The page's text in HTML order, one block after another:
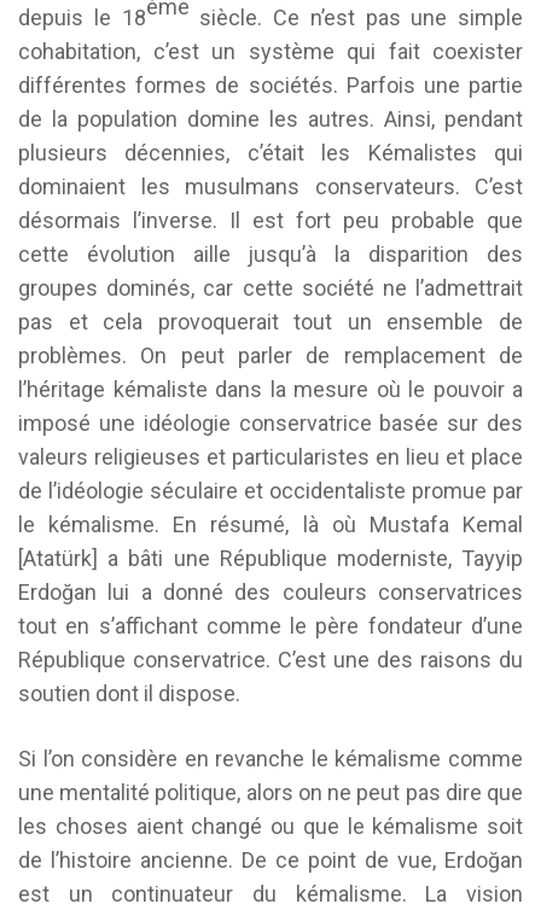
depuis le 18ème siècle. Ce n’est pas une simple
cohabitation, c’est un système qui fait coexister
différentes formes de sociétés. Parfois une partie
de la population domine les autres. Ainsi, pendant
plusieurs décennies, c’était les Kémalistes qui
dominaient les musulmans conservateurs. C’est
désormais l’inverse. Il est fort peu probable que
cette évolution aille jusqu’à la disparition des
groupes dominés, car cette société ne l’admettrait
pas et cela provoquerait tout un ensemble de
problèmes. On peut parler de remplacement de
l’héritage kémaliste dans la mesure où le pouvoir a
imposé une idéologie conservatrice basée sur des
valeurs religieuses et particularistes en lieu et place
de l’idéologie séculaire et occidentaliste promue par
le kémalisme. En résumé, là où Mustafa Kemal
[Atatürk] a bâti une République moderniste, Tayyip
Erdoğan lui a donné des couleurs conservatrices
tout en s’affichant comme le père fondateur d’une
République conservatrice. C’est une des raisons du
soutien dont il dispose.
Si l’on considère en revanche le kémalisme comme
une mentalité politique, alors on ne peut pas dire que
les choses aient changé ou que le kémalisme soit
de l’histoire ancienne. De ce point de vue, Erdoğan
est un continuateur du kémalisme. La vision